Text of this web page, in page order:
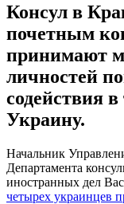
Консул в
почетным
принимают
личностей
содействия
Украину.
Начальник
Департамента
иностранных дел
четырех украинцев